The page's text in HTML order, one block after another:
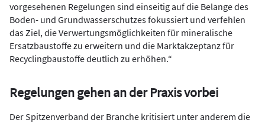
vorgesehenen Regelungen sind einseitig auf die Belange des
Boden- und Grundwasserschutzes fokussiert und verfehlen
das Ziel, die Verwertungsmöglichkeiten für mineralische
Ersatzbaustoffe zu erweitern und die Marktakzeptanz für
Recyclingbaustoffe deutlich zu erhöhen.“
Regelungen gehen an der Praxis vorbei
Der Spitzenverband der Branche kritisiert unter anderem die